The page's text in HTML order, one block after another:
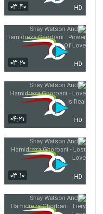
۰۳:۴۰ HD
۰۳:۲۰ HD
۰۴:۲۱ HD
۰۳:۱۰ HD